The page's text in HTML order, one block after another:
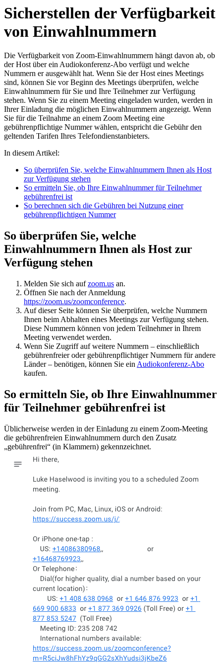
Sicherstellen der Verfügbarkeit
von Einwahlnummern
Die Verfügbarkeit von Zoom-Einwahlnummern hängt davon ab, ob
der Host über ein Audiokonferenz-Abo verfügt und welche
Nummern er ausgewählt hat. Wenn Sie der Host eines Meetings
sind, können Sie vor Beginn des Meetings überprüfen, welche
Einwahlnummern für Sie und Ihre Teilnehmer zur Verfügung
stehen. Wenn Sie zu einem Meeting eingeladen wurden, werden in
Ihrer Einladung die möglichen Einwahlnummern angezeigt. Wenn
Sie für die Teilnahme an einem Zoom Meeting eine
gebührenpflichtige Nummer wählen, entspricht die Gebühr den
geltenden Tarifen Ihres Telefondienstanbieters.
In diesem Artikel:
So überprüfen Sie, welche Einwahlnummern Ihnen als Host
zur Verfügung stehen
So ermitteln Sie, ob Ihre Einwahlnummer für Teilnehmer
gebührenfrei ist
So berechnen sich die Gebühren bei Nutzung einer
gebührenpflichtigen Nummer
So überprüfen Sie, welche
Einwahlnummern Ihnen als Host zur
Verfügung stehen
Melden Sie sich aufzoom.us an.
Öffnen Sie nach der Anmeldung
https://zoom.us/zoomconference.
Auf dieser Seite können Sie überprüfen, welche Nummern
Ihnen beim Abhalten eines Meetings zur Verfügung stehen.
Diese Nummern können von jedem Teilnehmer in Ihrem
Meeting verwendet werden.
Wenn Sie Zugriff auf weitere Nummern – einschließlich
gebührenfreier oder gebührenpflichtiger Nummern für andere
Länder – benötigen, können Sie ein Audiokonferenz-Abo
kaufen.
So ermitteln Sie, ob Ihre Einwahlnummer
für Teilnehmer gebührenfrei ist
Üblicherweise werden in der Einladung zu einem Zoom-Meeting
die gebührenfreien Einwahlnummern durch den Zusatz
„gebührenfrei“ (in Klammern) gekennzeichnet.